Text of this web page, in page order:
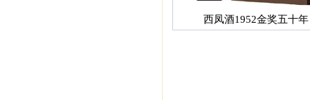
西凤酒1952金奖五十年